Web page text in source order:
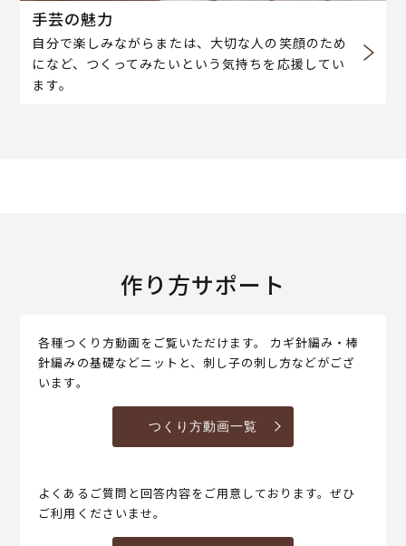
手芸の魅力
自分で楽しみながらまたは、大切な人の笑顔のため
になど、つくってみたいという気持ちを応援してい
ます。
作り方サポート
各種つくり方動画をご覧いただけます。 カギ針編み・棒
針編みの基礎などニットと、刺し子の刺し方などがござ
います。
つくり方動画一覧
よくあるご質問と回答内容をご用意しております。ぜひ
ご利用くださいませ。